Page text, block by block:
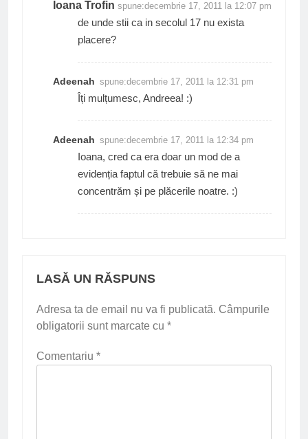
Ioana Trofin spune:decembrie 17, 2011 la 12:07 pm
de unde stii ca in secolul 17 nu exista
placere?
Adeenah spune:decembrie 17, 2011 la 12:31 pm
Îți mulțumesc, Andreea! :)
Adeenah spune:decembrie 17, 2011 la 12:34 pm
Ioana, cred ca era doar un mod de a
evidenția faptul că trebuie să ne mai
concentrăm și pe plăcerile noatre. :)
LASĂ UN RĂSPUNS
Adresa ta de email nu va fi publicată. Câmpurile
obligatorii sunt marcate cu *
Comentariu *